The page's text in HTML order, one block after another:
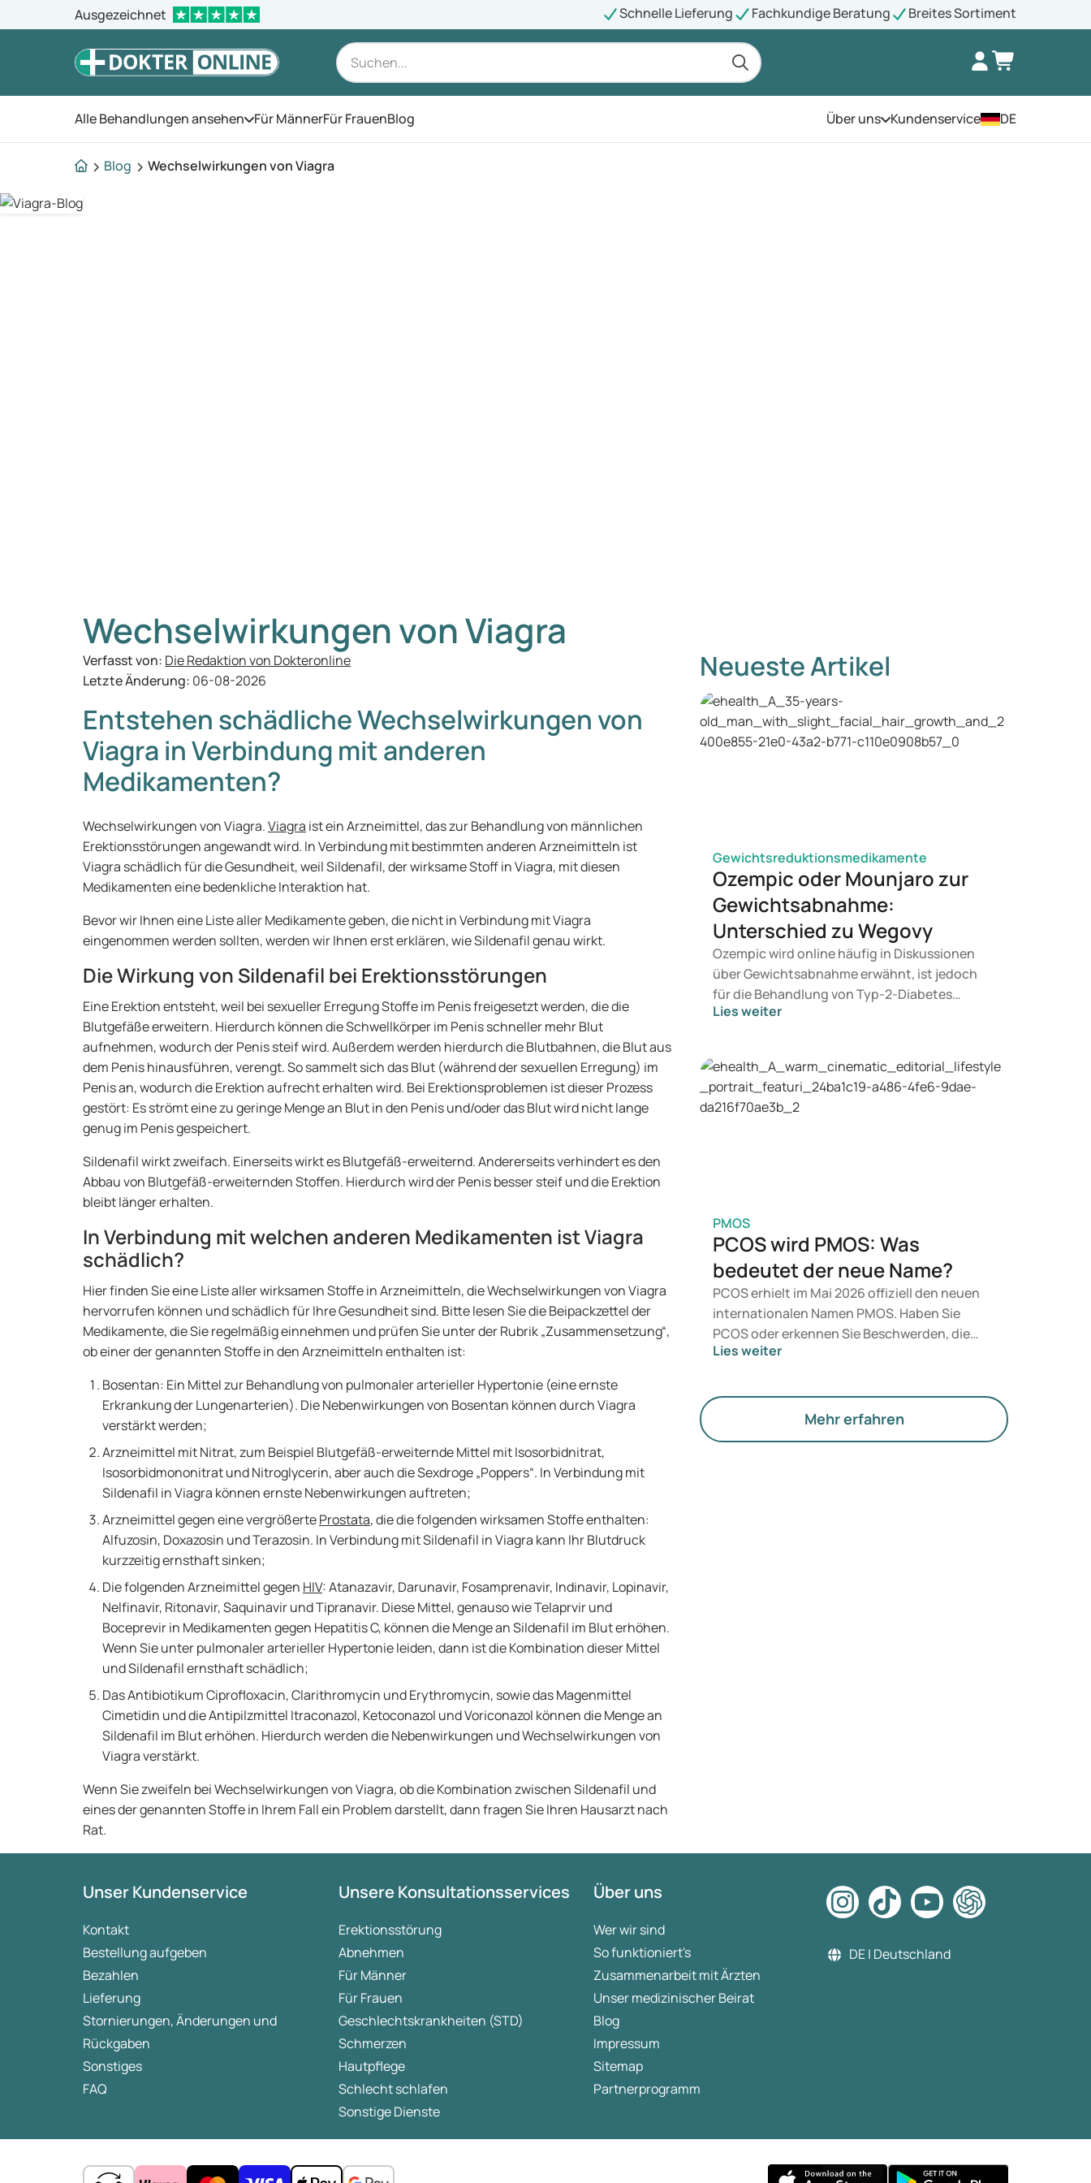
Ausgezeichnet Schnelle Lieferung Fachkundige Beratung Breites Sortiment
Alle Behandlungen ansehen Öffnen Sie das Menü
Für MännerFür FrauenBlog Über unsÖffnen Sie das Menü
Kundenservice DE
Blog Wechselwirkungen von Viagra
Wechselwirkungen von Viagra
Verfasst von: Die Redaktion von Dokteronline
Letzte Änderung: 06-08-2026
Entstehen schädliche Wechselwirkungen von
Viagra in Verbindung mit anderen
Medikamenten?
Wechselwirkungen von Viagra.Viagra ist ein Arzneimittel, das zur Behandlung von männlichen
Erektionsstörungen angewandt wird. In Verbindung mit bestimmten anderen Arzneimitteln ist
Viagra schädlich für die Gesundheit, weil Sildenafil, der wirksame Stoff in Viagra, mit diesen
Medikamenten eine bedenkliche Interaktion hat.
Bevor wir Ihnen eine Liste aller Medikamente geben, die nicht in Verbindung mit Viagra
eingenommen werden sollten, werden wir Ihnen erst erklären, wie Sildenafil genau wirkt.
Die Wirkung von Sildenafil bei Erektionsstörungen
Eine Erektion entsteht, weil bei sexueller Erregung Stoffe im Penis freigesetzt werden, die die
Blutgefäße erweitern. Hierdurch können die Schwellkörper im Penis schneller mehr Blut
aufnehmen, wodurch der Penis steif wird. Außerdem werden hierdurch die Blutbahnen, die Blut aus
dem Penis hinausführen, verengt. So sammelt sich das Blut (während der sexuellen Erregung) im
Penis an, wodurch die Erektion aufrecht erhalten wird. Bei Erektionsproblemen ist dieser Prozess
gestört: Es strömt eine zu geringe Menge an Blut in den Penis und/oder das Blut wird nicht lange
genug im Penis gespeichert.
Sildenafil wirkt zweifach. Einerseits wirkt es Blutgefäß-erweiternd. Andererseits verhindert es den
Abbau von Blutgefäß-erweiternden Stoffen. Hierdurch wird der Penis besser steif und die Erektion
bleibt länger erhalten.
In Verbindung mit welchen anderen Medikamenten ist Viagra
schädlich?
Hier finden Sie eine Liste aller wirksamen Stoffe in Arzneimitteln, die Wechselwirkungen von Viagra
hervorrufen können und schädlich für Ihre Gesundheit sind. Bitte lesen Sie die Beipackzettel der
Medikamente, die Sie regelmäßig einnehmen und prüfen Sie unter der Rubrik „Zusammensetzung“,
ob einer der genannten Stoffe in den Arzneimitteln enthalten ist:
Bosentan: Ein Mittel zur Behandlung von pulmonaler arterieller Hypertonie (eine ernste
Erkrankung der Lungenarterien). Die Nebenwirkungen von Bosentan können durch Viagra
verstärkt werden;
Arzneimittel mit Nitrat, zum Beispiel Blutgefäß-erweiternde Mittel mit Isosorbidnitrat,
Isosorbidmononitrat und Nitroglycerin, aber auch die Sexdroge „Poppers“. In Verbindung mit
Sildenafil in Viagra können ernste Nebenwirkungen auftreten;
Arzneimittel gegen eine vergrößerteProstata, die die folgenden wirksamen Stoffe enthalten:
Alfuzosin, Doxazosin und Terazosin. In Verbindung mit Sildenafil in Viagra kann Ihr Blutdruck
kurzzeitig ernsthaft sinken;
Die folgenden Arzneimittel gegen HIV: Atanazavir, Darunavir, Fosamprenavir, Indinavir, Lopinavir,
Nelfinavir, Ritonavir, Saquinavir und Tipranavir. Diese Mittel, genauso wie Telaprvir und
Boceprevir in Medikamenten gegen Hepatitis C, können die Menge an Sildenafil im Blut erhöhen.
Wenn Sie unter pulmonaler arterieller Hypertonie leiden, dann ist die Kombination dieser Mittel
und Sildenafil ernsthaft schädlich;
Das Antibiotikum Ciprofloxacin, Clarithromycin und Erythromycin, sowie das Magenmittel
Cimetidin und die Antipilzmittel Itraconazol, Ketoconazol und Voriconazol können die Menge an
Sildenafil im Blut erhöhen. Hierdurch werden die Nebenwirkungen und Wechselwirkungen von
Viagra verstärkt.
Wenn Sie zweifeln bei Wechselwirkungen von Viagra, ob die Kombination zwischen Sildenafil und
eines der genannten Stoffe in Ihrem Fall ein Problem darstellt, dann fragen Sie Ihren Hausarzt nach
Rat.
Neueste Artikel
Gewichtsreduktionsmedikamente
Ozempic oder Mounjaro zur
Gewichtsabnahme:
Unterschied zu Wegovy
Ozempic wird online häufig in Diskussionen
über Gewichtsabnahme erwähnt, ist jedoch
für die Behandlung von Typ-2-Diabetes
vorgesehen. Suchen Sie eine Therapie zur
Betracht. Welche Behandlung für Sie geeignet
ist, entscheidet ein Arzt auf Grundlage Ihrer
Gesundheit, Ihres BMI und Ihres
Lies weiter
PMOS
PCOS wird PMOS: Was
bedeutet der neue Name?
PCOS erhielt im Mai 2026 offiziell den neuen
internationalen Namen PMOS. Haben Sie
PCOS oder erkennen Sie Beschwerden, die
dazu passen? Medizinisch ändert sich
mehr Gewicht auf Hormone, den Stoffwechsel
und die Funktion der Eierstöcke.
Lies weiter
Mehr erfahren
Unser Kundenservice
Kontakt
Bestellung aufgeben
Bezahlen
Lieferung
Stornierungen, Änderungen und
Rückgaben
Sonstiges
FAQ
Unsere Konsultationsservices
Erektionsstörung
Abnehmen
Für Männer
Für Frauen
Geschlechtskrankheiten (STD)
Schmerzen
Hautpflege
Schlecht schlafen
Sonstige Dienste
Über uns
Wer wir sind
So funktioniert's
Zusammenarbeit mit Ärzten
Unser medizinischer Beirat
Blog
Impressum
Sitemap
Partnerprogramm
DE | Deutschland